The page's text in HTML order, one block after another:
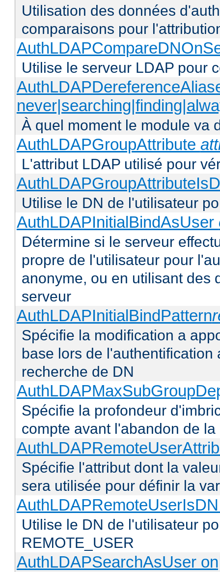
Utilisation des données
comparaisons pour
Utilise le serveur LDAP pour
À quel moment le module va
AuthLDAPGroupAttribute
L'attribut LDAP utilisé pour
Utilise le DN de l'utilisateur
AuthLDAPInitialBindAsUser
Détermine si le serveur
propre de l'utilisateur pour
anonyme, ou en utilisant des
serveur
AuthLDAPInitialBindPattern
Spécifie la modification a
base lors de
recherche de DN
Spécifie la profondeur
compte avant l'abandon de
Spécifie l'attribut dont la
sera utilisée pour définir la
Utilise le DN de l'utilisateur
REMOTE_USER
AuthLDAPSearchAsUser